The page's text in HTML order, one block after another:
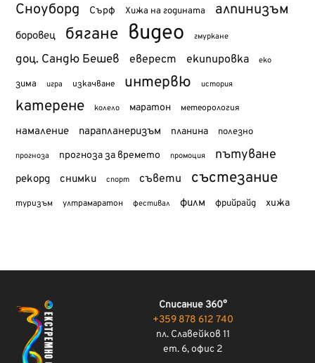
Сноуборд Сърф Хижа на годината алпинизъм
боровец бягане видео гмуркане
доц. Сандю Бешев еверест екипировка еко
зима игра изкачване интервю история
катерене колело маратон метеорология
намаление парапланеризъм планина полезно
прогноза прогноза за времето промоция пътуване
рекорд снимки спорт съвети състезание
туризъм ултрамаратон фестивал филм фрийрайд хижа
Списание 360°
+359 878 612 740
пл. Славейков 11
ет. 6, офис 2